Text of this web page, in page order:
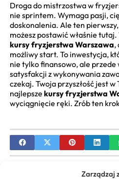
Zarządzaj
Droga do mistrzostwa w
nie sprintem. Wymaga pasji,
doskonalenia. Ale ten
możesz postawić właśnie
kursy fryzjerstwa Warszawa,
możliwy start. To inwestycja,
nie tylko finansowo, ale przede
satysfakcji z wykonywania
czekaj. Twoja przyszłość jest
najlepsze kursy fryzjerstwa
wyciągnięcie ręki. Zrób ten